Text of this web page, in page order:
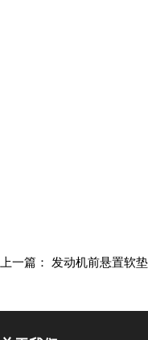
上一篇： 发动机前悬置软